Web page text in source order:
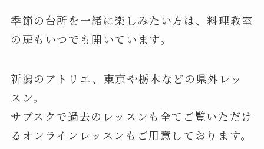
季節の台所を一緒に楽しみたい方は、料理教室
の扉もいつでも開いています。
新潟のアトリエ、東京や栃木などの県外レッ
スン。
サブスクで過去のレッスンも全てご覧いただけ
るオンラインレッスンもご用意しております。